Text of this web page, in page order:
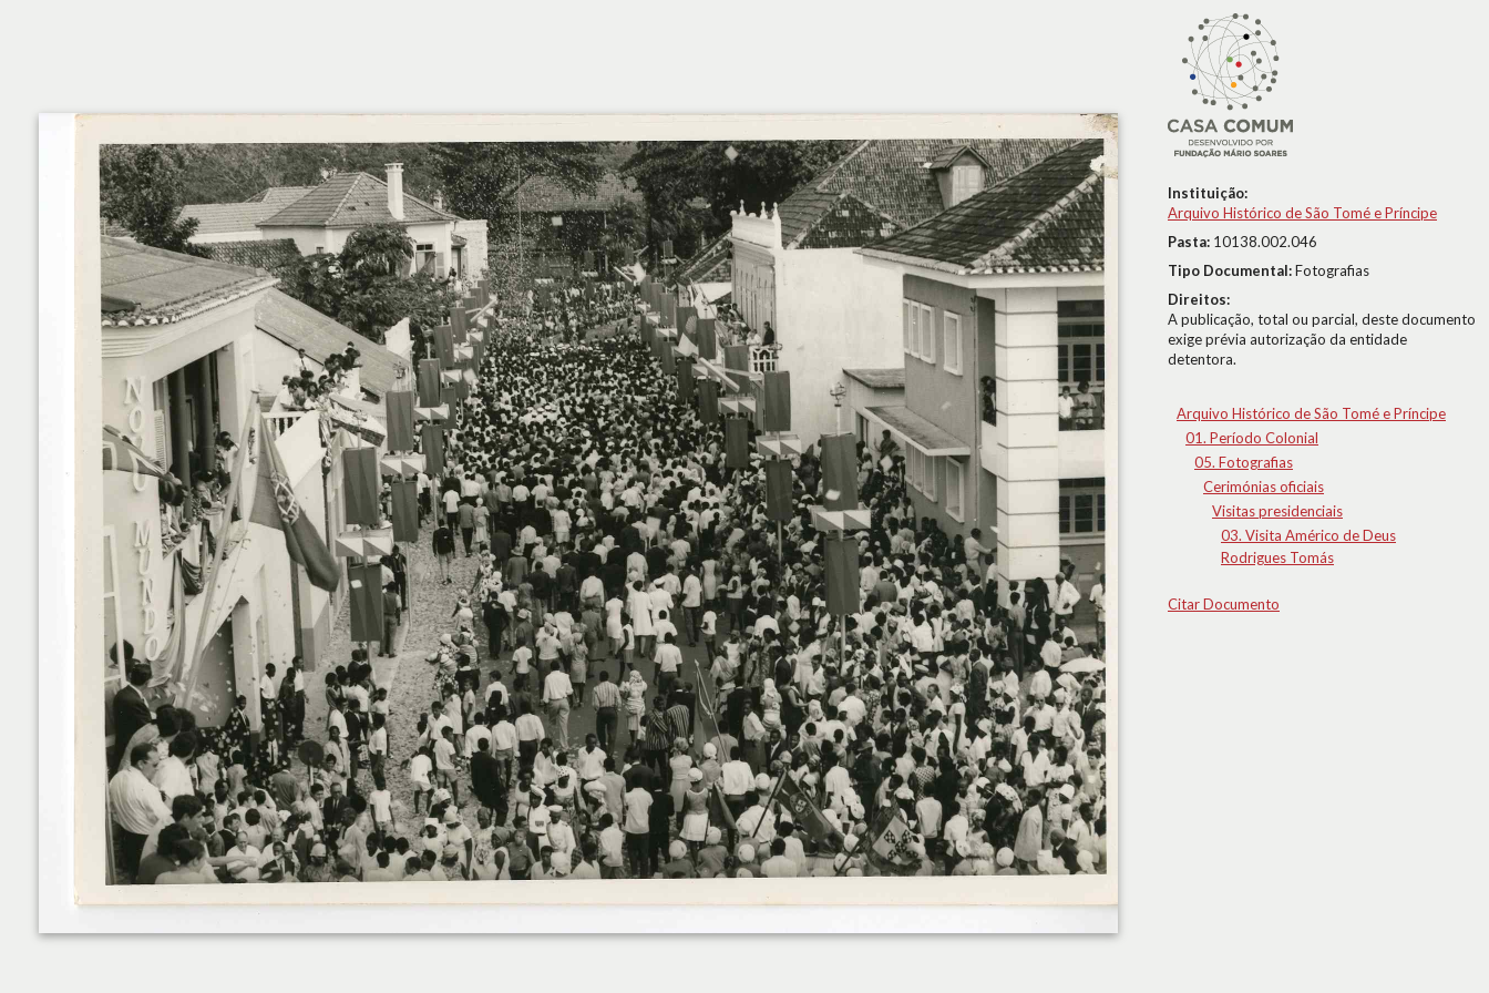
Instituição:
Arquivo Histórico de São Tomé e Príncipe
Pasta: 10138.002.046
Tipo Documental:Fotografias
Direitos:
A publicação, total ou parcial, deste documento
exige prévia autorização da entidade
detentora.
Arquivo Histórico de São Tomé e Príncipe
01. Período Colonial
05. Fotografias
Cerimónias oficiais
Visitas presidenciais
03. Visita Américo de Deus
Rodrigues Tomás
Citar Documento